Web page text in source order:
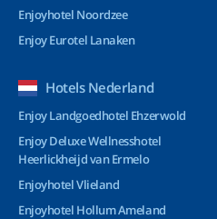
Enjoyhotel Noordzee
Enjoy Eurotel Lanaken
Hotels Nederland
Enjoy Landgoedhotel Ehzerwold
Enjoy Deluxe Wellnesshotel
Heerlickheijd van Ermelo
Enjoyhotel Vlieland
Enjoyhotel Hollum Ameland